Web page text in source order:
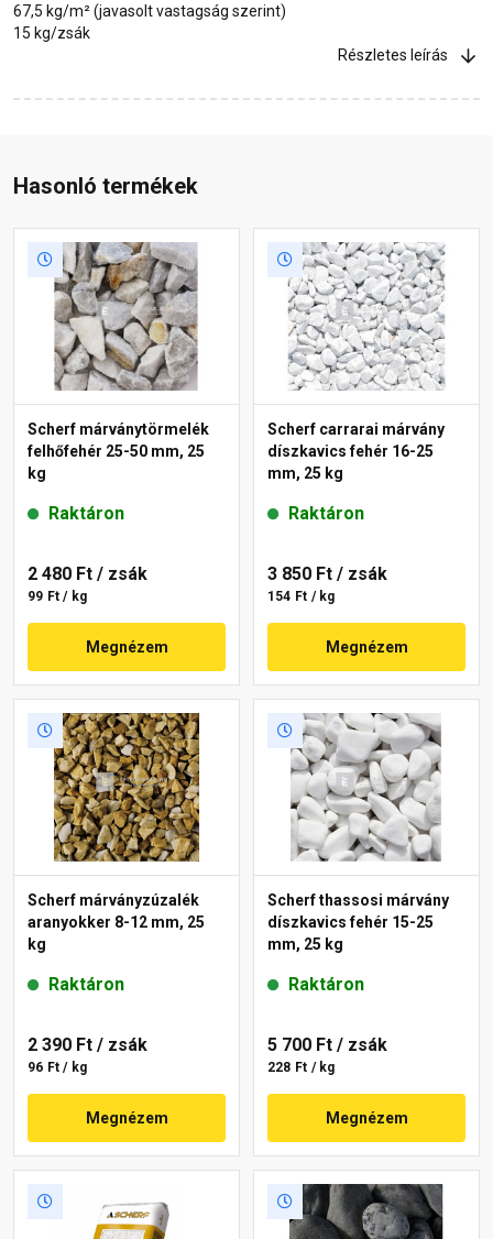
67,5 kg/m² (javasolt vastagság szerint)
15 kg/zsák
Részletes leírás
Hasonló termékek
Scherf márványtörmelék
felhőfehér 25-50 mm, 25
kg
Raktáron
2 480 Ft / zsák
99 Ft / kg
Megnézem
Scherf carrarai márvány
díszkavics fehér 16-25
mm, 25 kg
Raktáron
3 850 Ft / zsák
154 Ft / kg
Megnézem
Scherf márványzúzalék
aranyokker 8-12 mm, 25
kg
Raktáron
2 390 Ft / zsák
96 Ft / kg
Megnézem
Scherf thassosi márvány
díszkavics fehér 15-25
mm, 25 kg
Raktáron
5 700 Ft / zsák
228 Ft / kg
Megnézem